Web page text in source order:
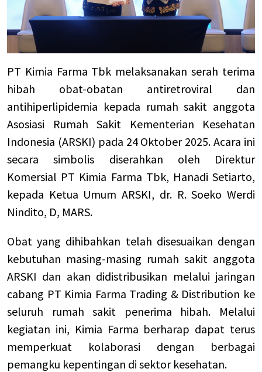
PT Kimia Farma Tbk melaksanakan serah terima
hibah obat-obatan antiretroviral dan
antihiperlipidemia kepada rumah sakit anggota
Asosiasi Rumah Sakit Kementerian Kesehatan
Indonesia (ARSKI) pada 24 Oktober 2025. Acara ini
secara simbolis diserahkan oleh Direktur
Komersial PT Kimia Farma Tbk, Hanadi Setiarto,
kepada Ketua Umum ARSKI, dr. R. Soeko Werdi
Nindito, D, MARS.
Obat yang dihibahkan telah disesuaikan dengan
kebutuhan masing-masing rumah sakit anggota
ARSKI dan akan didistribusikan melalui jaringan
cabang PT Kimia Farma Trading & Distribution ke
seluruh rumah sakit penerima hibah. Melalui
kegiatan ini, Kimia Farma berharap dapat terus
memperkuat kolaborasi dengan berbagai
pemangku kepentingan di sektor kesehatan.